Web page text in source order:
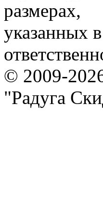
размерах,
указанных
© 2009-
"Радуга